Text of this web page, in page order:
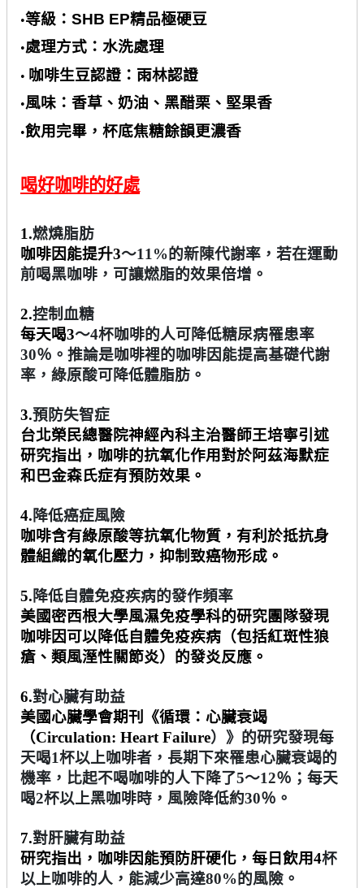
•等級： SHB EP精品極硬豆
•處理方式：水洗處理
• 咖啡生豆認證：雨林認證
•風味：香草、奶油、黑醋栗、堅果香
•飲用完畢，杯底焦糖餘韻更濃香
喝好咖啡的好處
1.燃燒脂肪
咖啡因能提升3～11%的新陳代謝率，若在運動
前喝黑咖啡，可讓燃脂的效果倍增。
2.控制血糖
每天喝3～4杯咖啡的人可降低糖尿病罹患率
30％。推論是咖啡裡的咖啡因能提高基礎代謝
率，綠原酸可降低體脂肪。
3.預防失智症
台北榮民總醫院神經內科主治醫師王培寧引述
研究指出，咖啡的抗氧化作用對於阿茲海默症
和巴金森氏症有預防效果。
4.降低癌症風險
咖啡含有綠原酸等抗氧化物質，有利於抵抗身
體組織的氧化壓力，抑制致癌物形成。
5.降低自體免疫疾病的發作頻率
美國密西根大學風濕免疫學科的研究團隊發現
咖啡因可以降低自體免疫疾病（包括紅斑性狼
瘡、類風溼性關節炎）的發炎反應。
6.對心臟有助益
美國心臟學會期刊《循環：心臟衰竭
（Circulation: Heart Failure）》的研究發現每
天喝1杯以上咖啡者，長期下來罹患心臟衰竭的
機率，比起不喝咖啡的人下降了5～12％；每天
喝2杯以上黑咖啡時，風險降低約30％。
7.對肝臟有助益
研究指出，咖啡因能預防肝硬化，每日飲用4杯
以上咖啡的人，能減少高達80%的風險。